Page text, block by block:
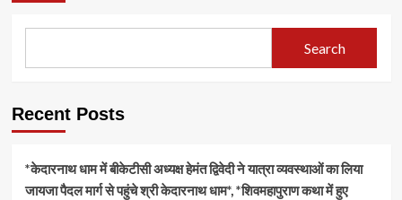
Search
Recent Posts
*केदारनाथ धाम में बीकेटीसी अध्यक्ष हेमंत द्विवेदी ने यात्रा व्यवस्थाओं का लिया
जायजा पैदल मार्ग से पहुंचे श्री केदारनाथ धाम*, *शिवमहापुराण कथा में हुए